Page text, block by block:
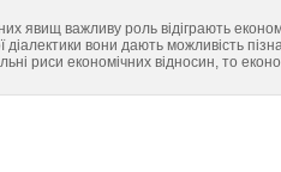
явищ важливу роль відіграють
діалектики вони дають можливість
риси економічних відносин, то